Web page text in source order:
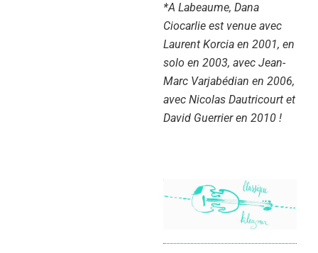
*A Labeaume, Dana
Ciocarlie est venue avec
Laurent Korcia en 2001, en
solo en 2003, avec Jean-
Marc Varjabédian en 2006,
avec Nicolas Dautricourt et
David Guerrier en 2010 !